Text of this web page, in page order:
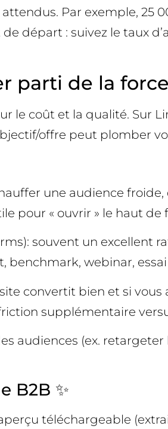
Par exemple, 25
de départ : suivez le taux
parti de la
le coût et la qualité.
offre peut plomber
une audience
pour « ouvrir » le haut de
souvent un excellent
benchmark, webinar,
convertit bien et si
supplémentaire
audiences (ex.
B2B ✨
téléchargeable